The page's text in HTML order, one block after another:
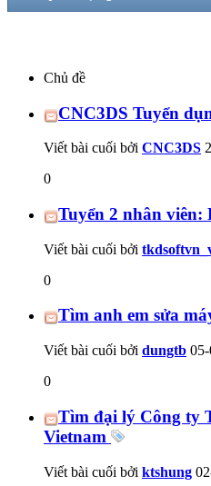
Chủ đề
CNC3DS Tuyển
Viết bài cuối bởi CNC3DS
0
Tuyển 2 nhân viên:
Viết bài cuối bởi
0
Tìm anh em sửa
Viết bài cuối bởi dungtb
0
Tìm đại lý Công ty
Vietnam
Viết bài cuối bởi ktshung